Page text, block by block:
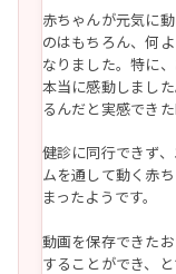
赤ちゃんが元気に
のはもちろん、何
なりました。特に
本当に感動しまし
るんだと実感できた
健診に同行できず
ムを通して動く赤
まったようです。
動画を保存できた
することができ、